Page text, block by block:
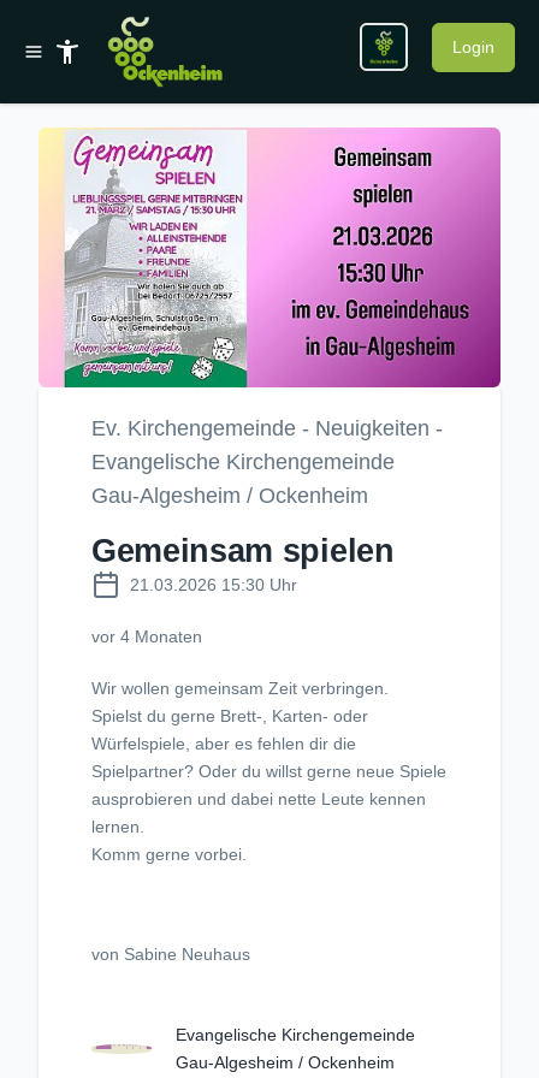
Login
Ev. Kirchengemeinde - Neuigkeiten -
Evangelische Kirchengemeinde
Gau-Algesheim / Ockenheim
Gemeinsam spielen
21.03.2026 15:30 Uhr
vor 4 Monaten
Wir wollen gemeinsam Zeit verbringen.
Spielst du gerne Brett-, Karten- oder
Würfelspiele, aber es fehlen dir die
Spielpartner? Oder du willst gerne neue Spiele
ausprobieren und dabei nette Leute kennen
lernen.
Komm gerne vorbei.
von Sabine Neuhaus
Evangelische Kirchengemeinde
Gau-Algesheim / Ockenheim